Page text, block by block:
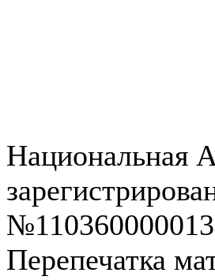
Национальная
Перепечатка